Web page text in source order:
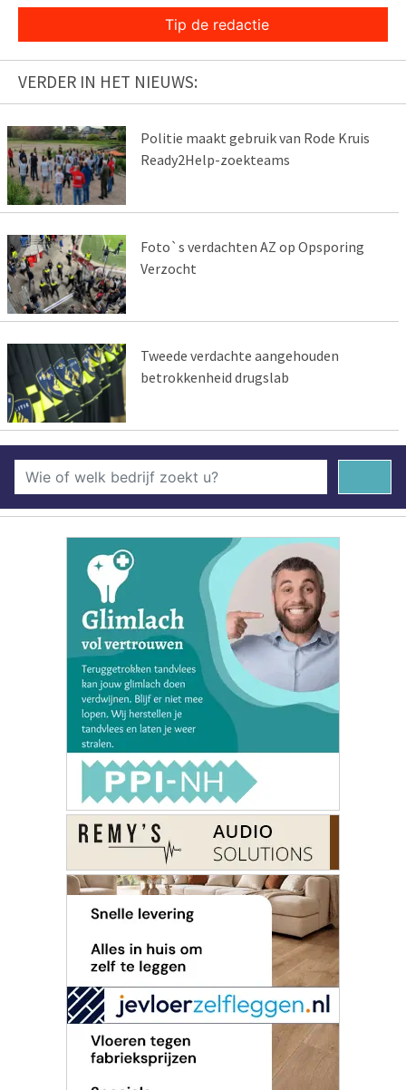
Tip de redactie
VERDER IN HET NIEUWS:
Politie maakt gebruik van Rode Kruis
Ready2Help-zoekteams
Foto`s verdachten AZ op Opsporing
Verzocht
Tweede verdachte aangehouden
betrokkenheid drugslab